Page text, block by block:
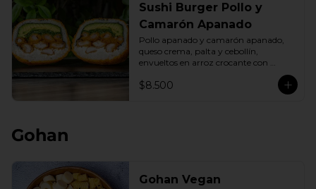
Sushi Burger Pollo y
Camarón Apanado
Pollo apanado y camarón apanado,
queso crema, palta y cebollín,
envueltos en arroz crocante con
$8.500
Gohan
Gohan Vegan